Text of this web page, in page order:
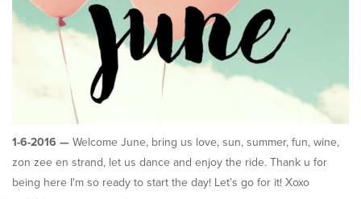
1-6-2016 — Welcome June, bring us love, sun, summer, fun, wine,
zon zee en strand, let us dance and enjoy the ride. Thank u for
being here I'm so ready to start the day! Let's go for it! Xoxo